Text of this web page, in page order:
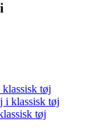
tøj
i klassisk tøj
tøj